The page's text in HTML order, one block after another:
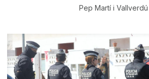
Pep Martí i Vallverdú